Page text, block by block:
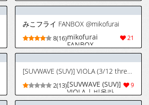
みこフライ FANBOX @mikofurai
21
8(16)mikofurai
FANBOX
[SUVWAVE (SUV)] VIOLA (3/12 three-twelfths) [韓国翻訳] [DL版]
9
2(13)[SUVWAVE (SUV)]
VIOLA | 비올라
(3/12 three-